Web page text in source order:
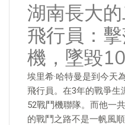
湖南長大
飛行員：
機，墜毀
埃里希·哈特曼是到今天
飛行員。在3年的戰爭生
52戰鬥機聯隊。而他一
的戰鬥之路不是一帆風